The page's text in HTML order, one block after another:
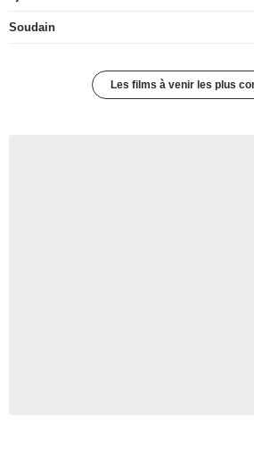
Soudain
Les films à venir les plus